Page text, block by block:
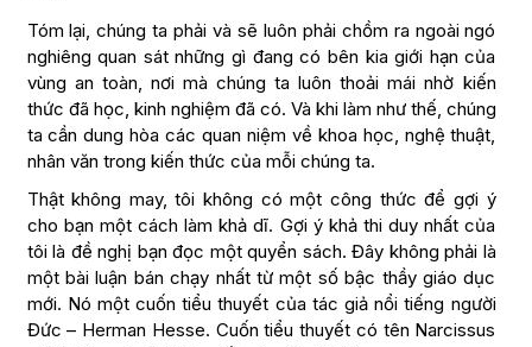
Tóm lại, chúng ta phải và sẽ luôn phải chồm ra ngoài ngó
nghiêng quan sát những gì đang có bên kia giới hạn của
vùng an toàn, nơi mà chúng ta luôn thoải mái nhờ kiến
thức đã học, kinh nghiệm đã có. Và khi làm như thế, chúng
ta cần dung hòa các quan niệm về khoa học, nghệ thuật,
nhân văn trong kiến thức của mỗi chúng ta.
Thật không may, tôi không có một công thức để gợi ý
cho bạn một cách làm khả dĩ. Gợi ý khả thi duy nhất của
tôi là đề nghị bạn đọc một quyển sách. Đây không phải là
một bài luận bán chạy nhất từ ​​một số bậc thầy giáo dục
mới. Nó một cuốn tiểu thuyết của tác giả nổi tiếng người
Đức – Herman Hesse. Cuốn tiểu thuyết có tên Narcissus